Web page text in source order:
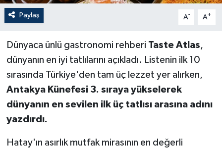
Paylaş A- A+
Dünyaca ünlü gastronomi rehberi Taste Atlas,
dünyanın en iyi tatlılarını açıkladı. Listenin ilk 10
sırasında Türkiye'den tam üç lezzet yer alırken,
Antakya Künefesi 3. sıraya yükselerek
dünyanın en sevilen ilk üç tatlısı arasına adını
yazdırdı.
Hatay'ın asırlık mutfak mirasının en değerli